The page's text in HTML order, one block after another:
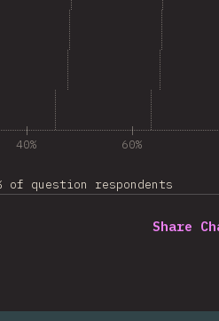
40% 60%
of question respondents
Share